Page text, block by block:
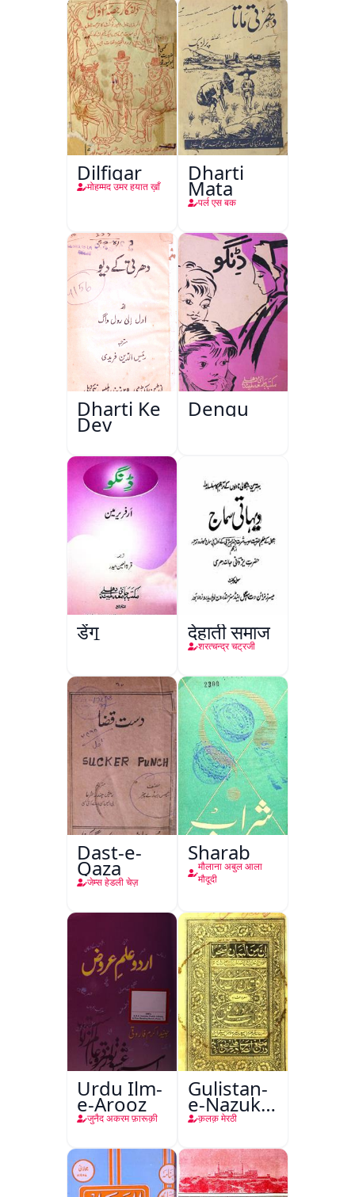
Dilfigar
मोहम्मद उमर हयात ख़ाँ
Dharti
Mata
पर्ल एस बक
Dharti Ke
Dev
Dengu
डेंगू देहाती समाज
शरत्चन्द्र चट्रजी
Dast-e-
Qaza
जेम्स हेडली चेज़
Sharab
मौलाना अबुल आला
मौदूदी
Urdu Ilm-
e-Arooz
जुनैद अकरम फ़ारूक़ी
Gulistan-
e-Nazuk
Khayal
क़लक़ मेरठी